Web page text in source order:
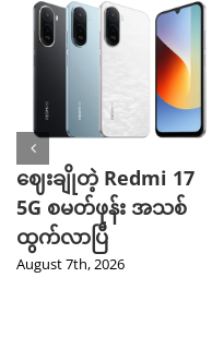
ဈေးချိုတဲ့ Redmi 17
5G စမတ်ဖုန်း အသစ်
ထွက်လာပြီ
August 7th, 2026